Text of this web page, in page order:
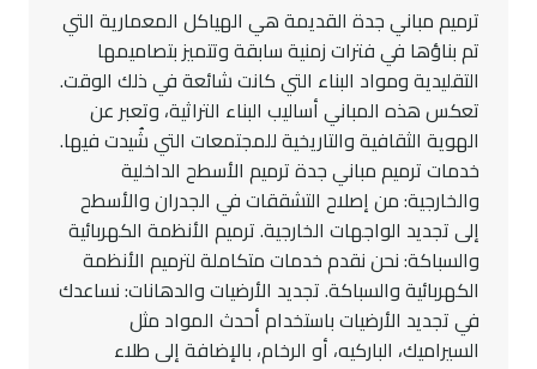
ترميم مباني جدة القديمة هي الهياكل المعمارية التي
تم بناؤها في فترات زمنية سابقة وتتميز بتصاميمها
التقليدية ومواد البناء التي كانت شائعة في ذلك الوقت.
تعكس هذه المباني أساليب البناء التراثية، وتعبر عن
الهوية الثقافية والتاريخية للمجتمعات التي شُيدت فيها.
خدمات ترميم مباني جدة ترميم الأسطح الداخلية
والخارجية: من إصلاح التشققات في الجدران والأسطح
إلى تجديد الواجهات الخارجية. ترميم الأنظمة الكهربائية
والسباكة: نحن نقدم خدمات متكاملة لترميم الأنظمة
الكهربائية والسباكة. تجديد الأرضيات والدهانات: نساعدك
في تجديد الأرضيات باستخدام أحدث المواد مثل
السيراميك، الباركيه، أو الرخام، بالإضافة إلى طلاء